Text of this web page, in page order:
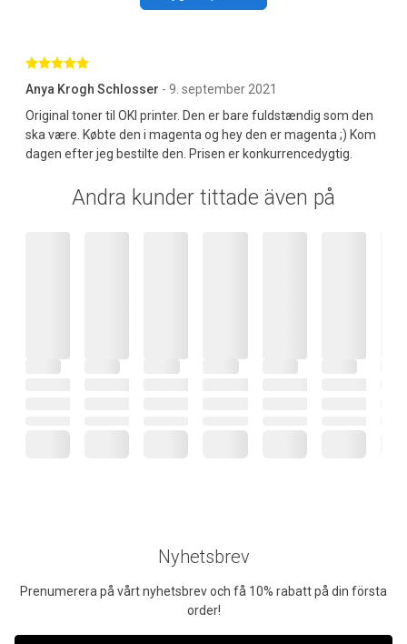
Betygsatt 5 av 5 stjärnor
Anya Krogh Schlosser - 9. september 2021
Original toner til OKI printer. Den er bare fuldstændig som den
ska være. Købte den i magenta og hey den er magenta ;) Kom
dagen efter jeg bestilte den. Prisen er konkurrencedygtig.
Andra kunder tittade även på
Nyhetsbrev
Prenumerera på vårt nyhetsbrev och få 10% rabatt på din första
order!